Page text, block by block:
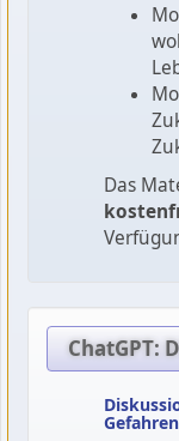
Das
ChatGPT: